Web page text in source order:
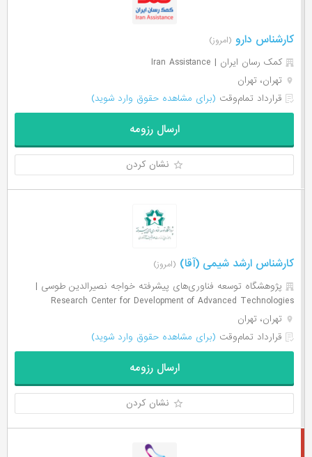
کارشناس دارو (امروز)
کمک رسان ایران | Iran Assistance
تهران، تهران
قرارداد تمام‌وقت (برای مشاهده حقوق وارد شوید)
ارسال رزومه
نشان کردن
کارشناس ارشد شیمی (آقا) (امروز)
پژوهشگاه توسعه فناوری‌های پیشرفته خواجه‌ نصیرالدین طوسی |
Research Center for Development of Advanced Technologies
تهران، تهران
قرارداد تمام‌وقت (برای مشاهده حقوق وارد شوید)
ارسال رزومه
نشان کردن